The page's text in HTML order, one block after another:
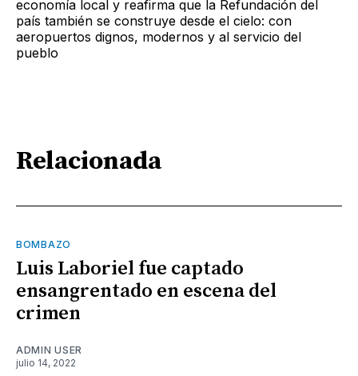
economía local y reafirma que la Refundación del
país también se construye desde el cielo: con
aeropuertos dignos, modernos y al servicio del
pueblo
Relacionada
BOMBAZO
Luis Laboriel fue captado
ensangrentado en escena del
crimen
ADMIN USER
julio 14, 2022